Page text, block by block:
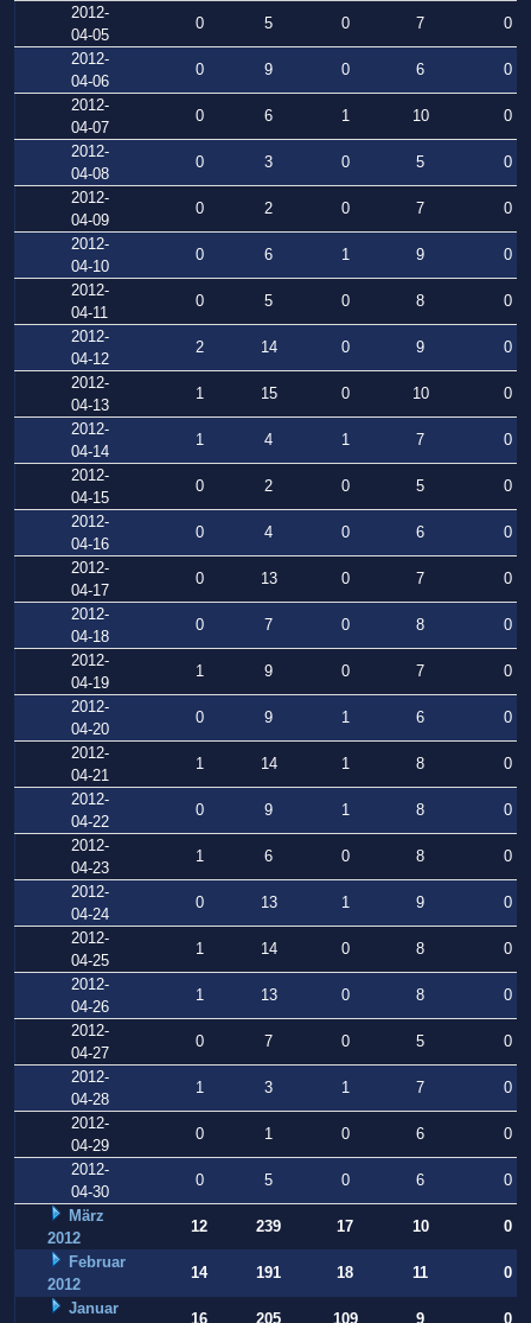
2012-
04-05
0 5 0 7
0
2012-
04-06
0 9 0 6
0
2012-
04-07
0 6 1 10
0
2012-
04-08
0 3 0 5
0
2012-
04-09
0 2 0 7
0
2012-
04-10
0 6 1 9
0
2012-
04-11
0 5 0 8
0
2012-
04-12
2 14 0 9
0
2012-
04-13
1 15 0 10
0
2012-
04-14
1 4 1 7
0
2012-
04-15
0 2 0 5
0
2012-
04-16
0 4 0 6
0
2012-
04-17
0 13 0 7
0
2012-
04-18
0 7 0 8
0
2012-
04-19
1 9 0 7
0
2012-
04-20
0 9 1 6
0
2012-
04-21
1 14 1 8
0
2012-
04-22
0 9 1 8
0
2012-
04-23
1 6 0 8
0
2012-
04-24
0 13 1 9
0
2012-
04-25
1 14 0 8
0
2012-
04-26
1 13 0 8
0
2012-
04-27
0 7 0 5
0
2012-
04-28
1 3 1 7
0
2012-
04-29
0 1 0 6
0
2012-
04-30
0 5 0 6
0
März
2012
12 239 17 10
0
Februar
2012
14 191 18 11
0
Januar
16 205 109 9 0